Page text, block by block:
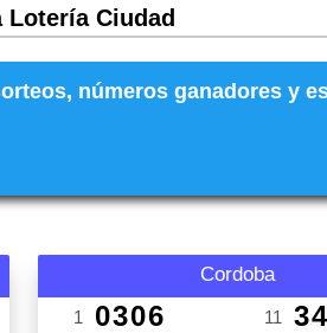
Lotería Ciudad
números ganadores
Cordoba
1 0306 11